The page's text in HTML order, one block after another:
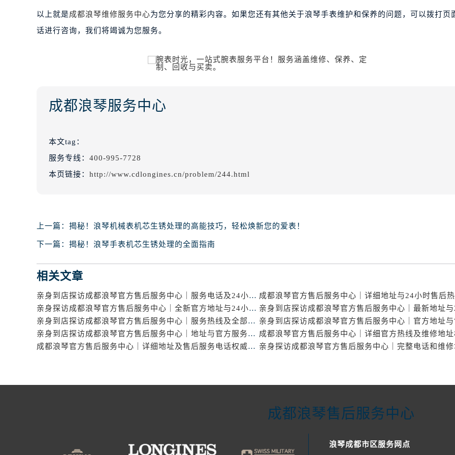
以上就是成都浪琴维修服务中心为您分享的精彩内容。如果您还有其他关于浪琴手表维护和保养的问题，可以拨打页
话进行咨询，我们将竭诚为您服务。
成都浪琴服务中心
本文tag：
服务专线： 400-995-7728
本页链接： http://www.cdlongines.cn/problem/244.html
上一篇： 揭秘！浪琴机械表机芯生锈处理的高能技巧，轻松焕新您的爱表！
下一篇： 揭秘！浪琴手表机芯生锈处理的全面指南
相关文章
亲身到店探访成都浪琴官方售后服务中心｜服务电话及24小时维修地址（2026年7月最新）
亲身探访成都浪琴官方售后服务中心｜全新官方地址与24小时热线（2026年7月最新）
亲身到店探访成都浪琴官方售后服务中心｜服务热线及全部网点地址（2026年7月最新）
亲身到店探访成都浪琴官方售后服务中心｜地址与官方服务热线（2026年7月最新）
成都浪琴官方售后服务中心｜详细地址及售后服务电话权威信息公示（2026年7月最新）
成都浪琴售后服务中心
浪琴成都市区服务网点